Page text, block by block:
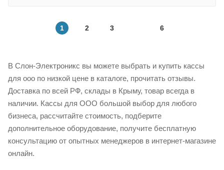
1 2 3 6
В Слон-Электроникс вы можете выбрать и купить кассы
для ооо по низкой цене в каталоге, прочитать отзывы.
Доставка по всей РФ, склады в Крыму, товар всегда в
наличии. Кассы для ООО большой выбор для любого
бизнеса, рассчитайте стоимость, подберите
дополнительное оборудование, получите бесплатную
консультацию от опытных менеджеров в интернет-магазине
онлайн.